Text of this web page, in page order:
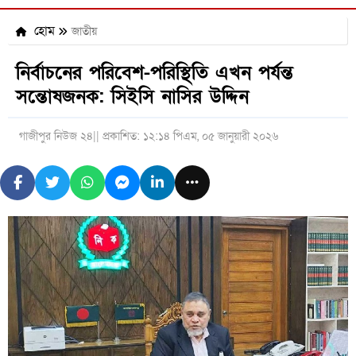
হোম জাতীয়
নির্বাচনের পরিবেশ-পরিস্থিতি এখন পর্যন্ত
সন্তোষজনক: সিইসি নাসির উদ্দিন
গাজীপুর নিউজ ২৪ || প্রকাশিত: ১২:১৪ পিএম, ০৫ জানুয়ারী ২০২৬